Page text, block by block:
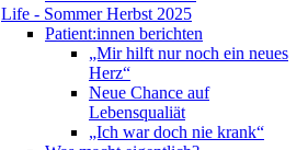
Life - Sommer Herbst 2025
Patient:innen berichten
„Mir hilft nur noch ein neues
Herz“
Neue Chance auf
Lebensqualiät
„Ich war doch nie krank“